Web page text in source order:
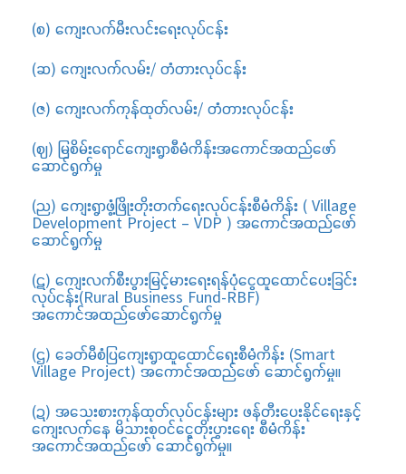
(စ) ကျေးလက်မီးလင်းရေးလုပ်ငန်း
(ဆ) ကျေးလက်လမ်း/ တံတားလုပ်ငန်း
(ဇ) ကျေးလက်ကုန်ထုတ်လမ်း/ တံတားလုပ်ငန်း
(ဈ) မြစိမ်းရောင်ကျေးရွာစီမံကိန်းအကောင်အထည်ဖော်
ဆောင်ရွက်မှု
(ည) ကျေးရွာဖွံ့ဖြိုးတိုးတက်ရေးလုပ်ငန်းစီမံကိန်း ( Village
Development Project – VDP ) အကောင်အထည်ဖော်
ဆောင်ရွက်မှု
(ဋ) ကျေးလက်စီးပွားမြင့်မားရေးရန်ပုံငွေထူထောင်ပေးခြင်း
လုပ်ငန်း(Rural Business Fund-RBF)
အကောင်အထည်ဖော်ဆောင်ရွက်မှု
(ဌ) ခေတ်မီစံပြကျေးရွာထူထောင်ရေးစီမံကိန်း (Smart
Village Project) အကောင်အထည်ဖော် ဆောင်ရွက်မှု။
(ဍ) အသေးစားကုန်ထုတ်လုပ်ငန်းများ ဖန်တီးပေးနိုင်ရေးနှင့်
ကျေးလက်နေ မိသားစုဝင်ငွေတိုးပွားရေး စီမံကိန်း
အကောင်အထည်ဖော် ဆောင်ရွက်မှု။